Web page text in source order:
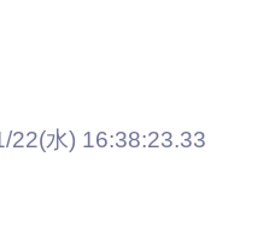
22(水) 16:38:23.33